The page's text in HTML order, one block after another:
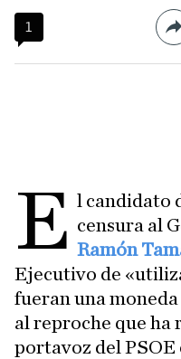
1
E l candidato
censura al
Ramón
Ejecutivo de
fueran una
al reproche que ha
portavoz del PSOE